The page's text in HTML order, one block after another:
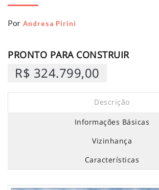
Por Andresa Pirini
PRONTO PARA CONSTRUIR
R$ 324.799,00
Descrição
Informações Básicas
Vizinhança
Características